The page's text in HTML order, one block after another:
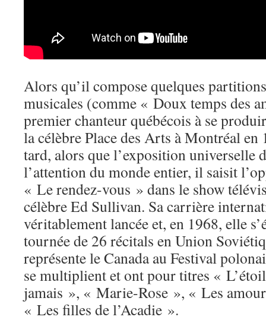
Alors qu’il compose quelques
musicales (comme « Doux temps des
premier chanteur québécois à se
la célèbre Place des Arts à Montréal en
tard, alors que l’exposition universelle
l’attention du monde entier, il saisit
« Le rendez-vous » dans le show
célèbre Ed Sullivan. Sa carrière
véritablement lancée et, en 1968, elle
tournée de 26 récitals en Union
représente le Canada au Festival
se multiplient et ont pour titres «
jamais », « Marie-Rose », « Les
« Les filles de l’Acadie ».